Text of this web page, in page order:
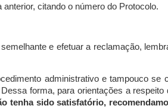
citando o número do Protocolo.
e efetuar a reclamação,
administrativo e tampouco se
forma, para orientações a
tenha sido satisfatório,